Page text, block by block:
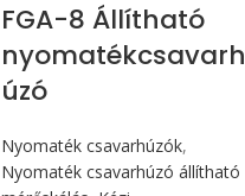
FGA-8 Állítható
nyomatékcsavarh
úzó
Nyomaték csavarhúzók,
Nyomaték csavarhúzó állítható